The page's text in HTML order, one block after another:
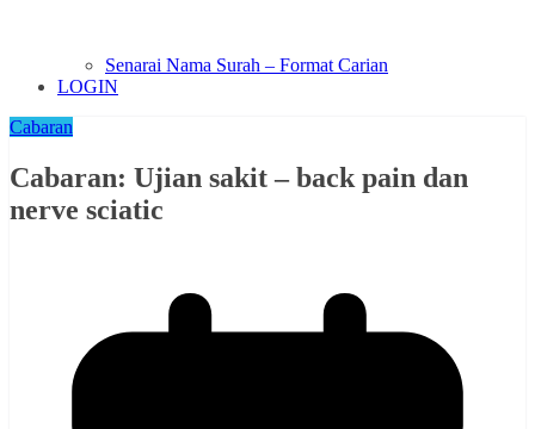
Senarai Nama Surah – Format Carian
LOGIN
Cabaran
Cabaran: Ujian sakit – back pain dan
nerve sciatic